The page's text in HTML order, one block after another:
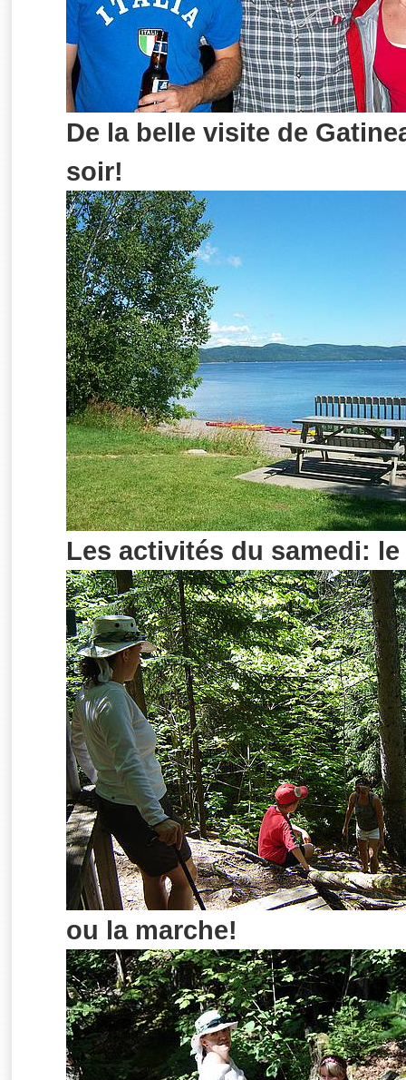
De la belle visite de
soir!
Les activités du samedi:
ou la marche!